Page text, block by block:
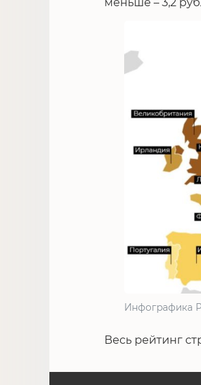
Инфографика
Весь рейтинг